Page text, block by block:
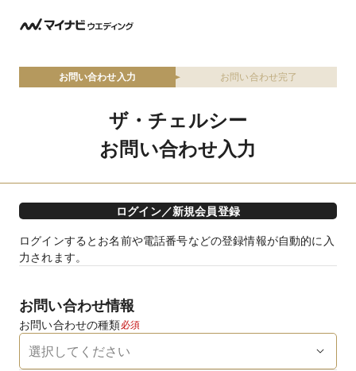
お問い合わせ入力 お問い合わせ完了
ザ・チェルシー
お問い合わせ入力
ログイン／新規会員登録
ログインするとお名前や電話番号などの登録情報が自動的に入
力されます。
お問い合わせ情報
お問い合わせの種類必須